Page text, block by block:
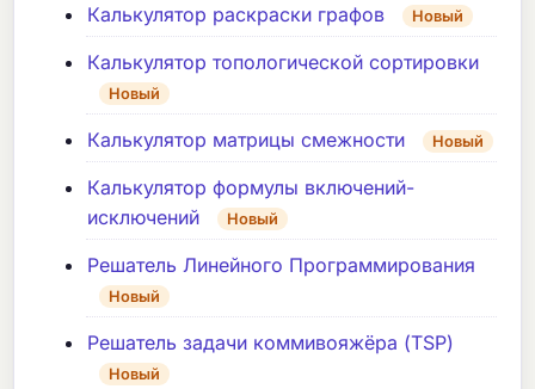
Калькулятор раскраски графов Новый
Калькулятор топологической сортировки
Новый
Калькулятор матрицы смежности Новый
Калькулятор формулы включений-
исключений
Новый
Решатель Линейного Программирования
Новый
Решатель задачи коммивояжёра (TSP)
Новый